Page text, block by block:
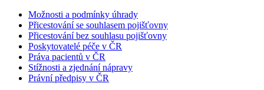
Možnosti a podmínky úhrady
Přicestování se souhlasem pojišťovny
Přicestování bez souhlasu pojišťovny
Poskytovatelé péče v ČR
Práva pacientů v ČR
Stížnosti a zjednání nápravy
Právní předpisy v ČR